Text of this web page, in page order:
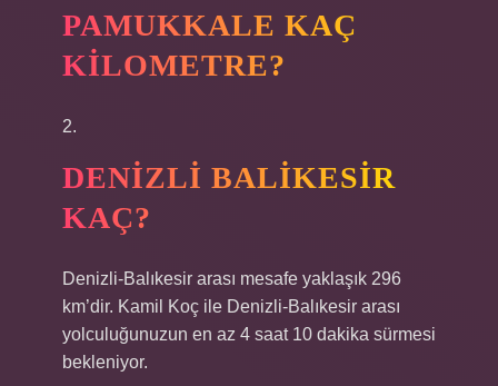
PAMUKKALE KAÇ
KILOMETRE?
2.
DENIZLI BALIKESIR
KAÇ?
Denizli-Balıkesir arası mesafe yaklaşık 296
km’dir. Kamil Koç ile Denizli-Balıkesir arası
yolculuğunuzun en az 4 saat 10 dakika sürmesi
bekleniyor.